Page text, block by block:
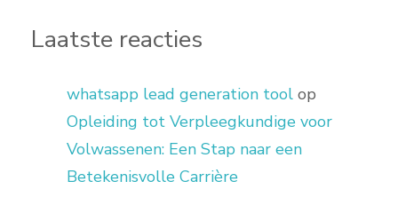
Laatste reacties
whatsapp lead generation tool op
Opleiding tot Verpleegkundige voor
Volwassenen: Een Stap naar een
Betekenisvolle Carrière